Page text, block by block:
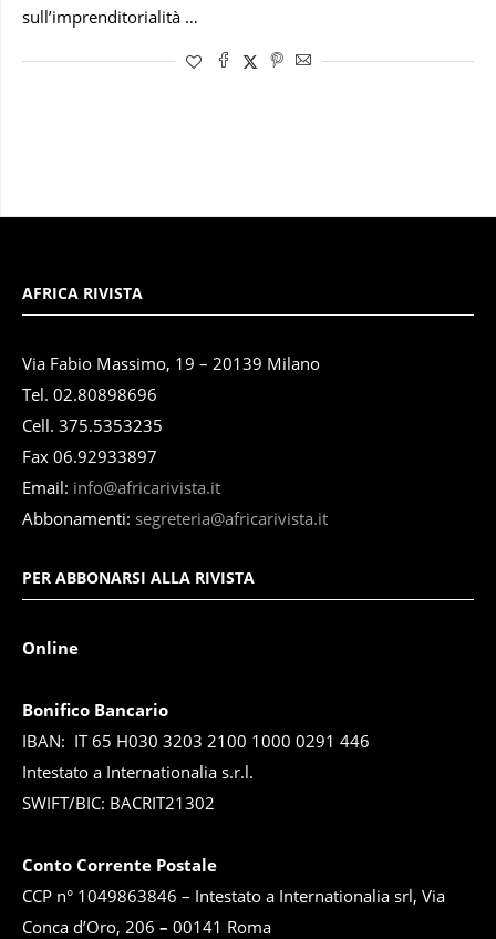
sull’imprenditorialità …
AFRICA RIVISTA
Via Fabio Massimo, 19 – 20139 Milano
Tel. 02.80898696
Cell. 375.5353235
Fax 06.92933897
Email: info@africarivista.it
Abbonamenti: segreteria@africarivista.it
PER ABBONARSI ALLA RIVISTA
Online
Bonifico Bancario
IBAN: IT 65 H030 3203 2100 1000 0291 446
Intestato a Internationalia s.r.l.
SWIFT/BIC: BACRIT21302
Conto Corrente Postale
CCP n° 1049863846 – Intestato a Internationalia srl, Via
Conca d’Oro, 206 – 00141 Roma